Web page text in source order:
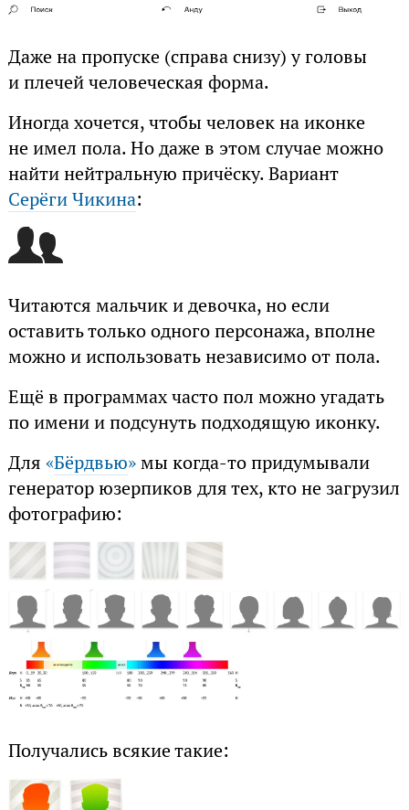
Даже на пропуске (справа снизу) у головы
и плечей человеческая форма.
Иногда хочется, чтобы человек на иконке
не имел пола. Но даже в этом случае можно
найти нейтральную причёску. Вариант
Серёги Чикина:
Читаются мальчик и девочка, но если
оставить только одного персонажа, вполне
можно и использовать независимо от пола.
Ещё в программах часто пол можно угадать
по имени и подсунуть подходящую иконку.
Для «Бёрдвью»мы когда-то придумывали
генератор юзерпиков для тех, кто не загрузил
фотографию:
Получались всякие такие: